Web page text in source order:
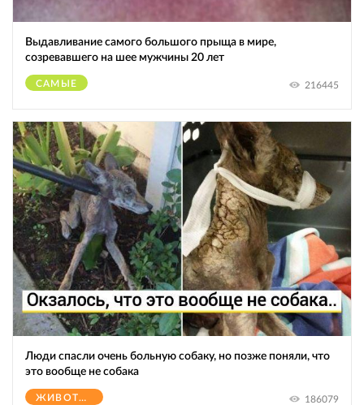
Выдавливание самого большого прыща в мире,
созревавшего на шее мужчины 20 лет
САМЫЕ 216445
Люди спасли очень больную собаку, но позже поняли, что
это вообще не собака
ЖИВОТНЫЕ 186079